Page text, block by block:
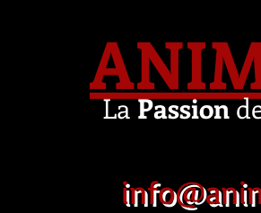
LaPassion